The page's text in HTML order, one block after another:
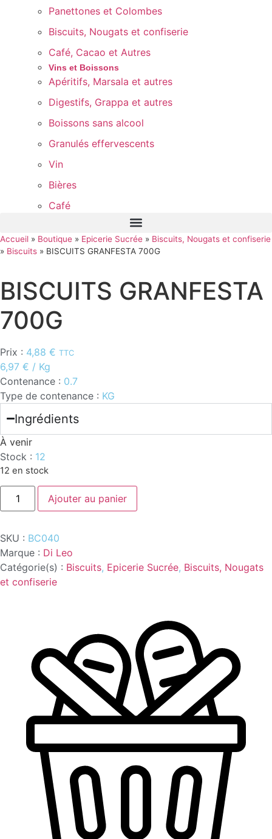
Panettones et Colombes
Biscuits, Nougats et confiserie
Café, Cacao et Autres
Vins et Boissons
Apéritifs, Marsala et autres
Digestifs, Grappa et autres
Boissons sans alcool
Granulés effervescents
Vin
Bières
Café
Accueil » Boutique » Epicerie Sucrée » Biscuits, Nougats et confiserie
» Biscuits » BISCUITS GRANFESTA 700G
BISCUITS GRANFESTA
700G
Prix : 4,88 € TTC
6,97 € / Kg
Contenance : 0.7
Type de contenance : KG
Ingrédients
À venir
Stock : 12
12 en stock
quantité
BISCUITS
Ajouter au panier
SKU : BC040
Marque : Di Leo
Catégorie(s) : Biscuits, Epicerie Sucrée, Biscuits, Nougats
et confiserie